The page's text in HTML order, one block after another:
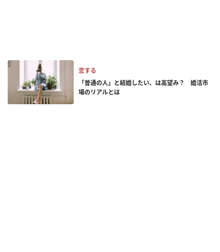
恋する
「普通の人」と結婚したい、は高望み？ 婚活市
場のリアルとは